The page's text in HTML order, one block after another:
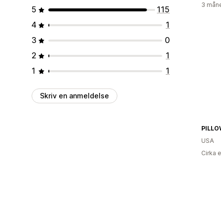
5
115
4
1
3
0
2
1
1
1
Skriv en anmeldelse
3
USA
Cirka